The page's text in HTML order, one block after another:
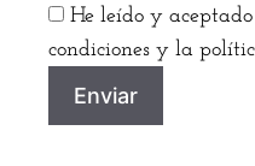
He leído y
condiciones y la